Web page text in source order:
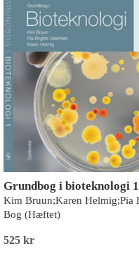
Grundbog i bioteknologi 1
Bog (Hæftet)
525 kr